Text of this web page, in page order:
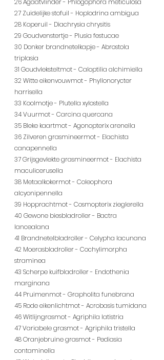
26 Agaatvlinder - Phlogophora meticulosa
27 Zuidelijke stofuil - Hoplodrina ambigua
28 Koperuil - Diachrysia chrysitis
29 Goudvenstertje - Plusia festucae
30 Donker brandnetelkapje - Abrostola
triplasia
31 Goudvleksteltmot - Caloptilia alchimiella
32 Witte eikenvouwmot - Phyllonorycter
harrisella
33 Koolmotje - Plutella xylostella
34 Vuurmot - Carcina quercana
35 Bleke kaartmot - Agonopterix arenella
36 Zilveren grasmineermot - Elachista
canapennella
37 Grijsgevlekte grasmineermot - Elachista
maculicerusella
38 Metaalkokermot - Coleophora
alcyonipennella
39 Hopprachtmot - Cosmopterix zieglerella
40 Gewone biesbladroller - Bactra
lancealana
41 Brandnetelbladroller - Celypha lacunana
42 Moerasbladroller - Cochylimorpha
straminea
43 Scherpe kuifbladroller - Endothenia
marginana
44 Pruimenmot - Grapholita funebrana
45 Rode eikenlichtmot - Acrobasis tumidana
46 Witlijngrasmot - Agriphila latistria
47 Variabele grasmot - Agriphila tristella
48 Oranjebruine grasmot - Pediasia
contaminella